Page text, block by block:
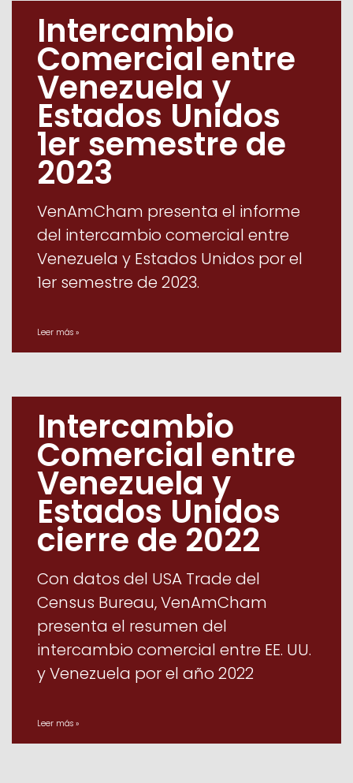
Intercambio
Comercial entre
Venezuela y
Estados Unidos
1er semestre de
2023
VenAmCham presenta el informe
del intercambio comercial entre
Venezuela y Estados Unidos por el
1er semestre de 2023.
Leer más »
Intercambio
Comercial entre
Venezuela y
Estados Unidos
cierre de 2022
Con datos del USA Trade del
Census Bureau, VenAmCham
presenta el resumen del
intercambio comercial entre EE. UU.
y Venezuela por el año 2022
Leer más »